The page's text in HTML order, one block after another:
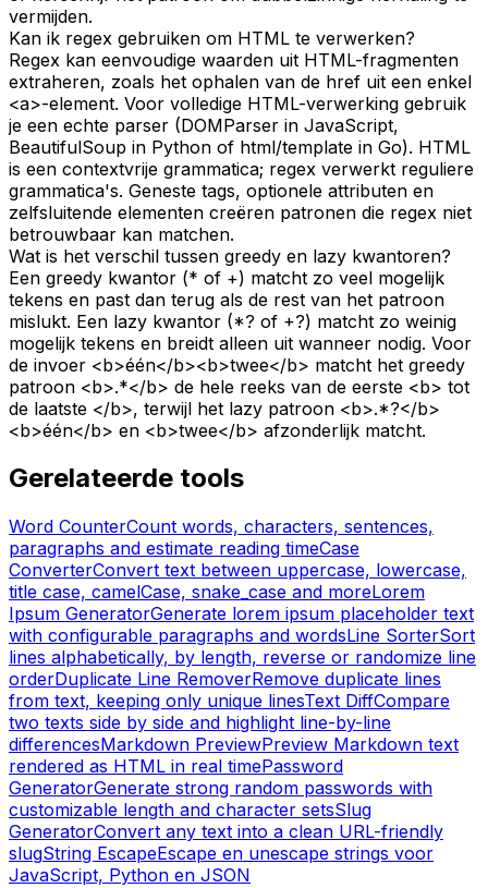
vermijden.
Kan ik regex gebruiken om HTML te verwerken?
Regex kan eenvoudige waarden uit HTML-fragmenten
extraheren, zoals het ophalen van de href uit een enkel
<a>-element. Voor volledige HTML-verwerking gebruik
je een echte parser (DOMParser in JavaScript,
BeautifulSoup in Python of html/template in Go). HTML
is een contextvrije grammatica; regex verwerkt reguliere
grammatica's. Geneste tags, optionele attributen en
zelfsluitende elementen creëren patronen die regex niet
betrouwbaar kan matchen.
Wat is het verschil tussen greedy en lazy kwantoren?
Een greedy kwantor (* of +) matcht zo veel mogelijk
tekens en past dan terug als de rest van het patroon
mislukt. Een lazy kwantor (*? of +?) matcht zo weinig
mogelijk tekens en breidt alleen uit wanneer nodig. Voor
de invoer <b>één</b><b>twee</b> matcht het greedy
patroon <b>.*</b> de hele reeks van de eerste <b> tot
de laatste </b>, terwijl het lazy patroon <b>.*?</b>
<b>één</b> en <b>twee</b> afzonderlijk matcht.
Gerelateerde tools
Word CounterCount words, characters, sentences,
paragraphs and estimate reading timeCase
ConverterConvert text between uppercase, lowercase,
title case, camelCase, snake_case and moreLorem
Ipsum GeneratorGenerate lorem ipsum placeholder text
with configurable paragraphs and wordsLine SorterSort
lines alphabetically, by length, reverse or randomize line
orderDuplicate Line RemoverRemove duplicate lines
from text, keeping only unique linesText DiffCompare
two texts side by side and highlight line-by-line
differencesMarkdown PreviewPreview Markdown text
rendered as HTML in real timePassword
GeneratorGenerate strong random passwords with
customizable length and character setsSlug
GeneratorConvert any text into a clean URL-friendly
slugString EscapeEscape en unescape strings voor
JavaScript, Python en JSON